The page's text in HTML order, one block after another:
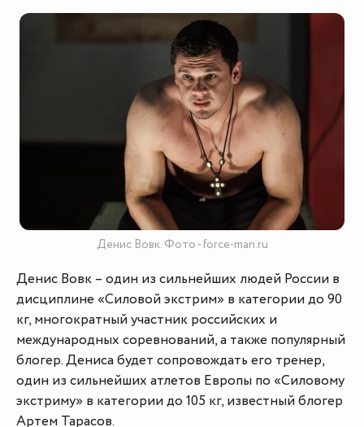
Денис Вовк. Фото - force-man.ru
Денис Вовк – один из сильнейших людей России в
дисциплине «Силовой экстрим» в категории до 90
кг, многократный участник российских и
международных соревнований, а также популярный
блогер. Дениса будет сопровождать его тренер,
один из сильнейших атлетов Европы по «Силовому
экстриму» в категории до 105 кг, известный блогер
Артем Тарасов.